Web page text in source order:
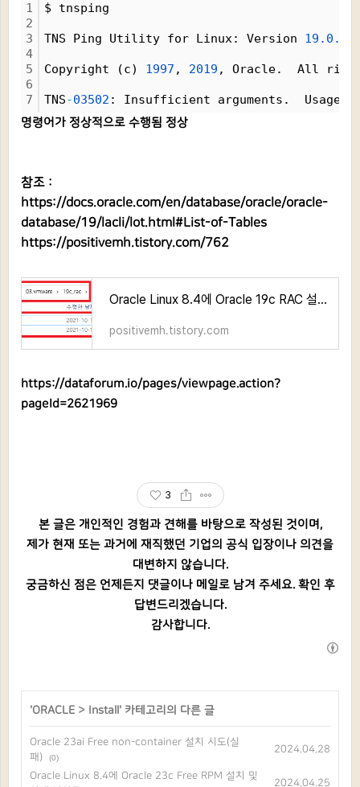
1
2
3
4
5
6
7
$ tnsping
TNS Ping Utility for Linux: Version 19. 0.
Copyright (c) 1997 , 2019 , Oracle.  All
TNS-03502 : Insufficient arguments.  Usage:
명령어가 정상적으로 수행됨 정상
참조 :
https://docs.oracle.com/en/database/oracle/oracle-
database/19/lacli/lot.html#List-of-Tables
https://positivemh.tistory.com/762
Oracle Linux 8.4에 Oracle 19c RAC 설치 가이드_Part 1
positivemh.tistory.com
https://dataforum.io/pages/viewpage.action?
pageId=2621969
3
본 글은 개인적인 경험과 견해를 바탕으로 작성된 것이며,
제가 현재 또는 과거에 재직했던 기업의 공식 입장이나 의견을
대변하지 않습니다.
궁금하신 점은 언제든지 댓글이나 메일로 남겨 주세요. 확인 후
답변드리겠습니다.
감사합니다.
'ORACLE > Install ' 카테고리의 다른 글
Oracle 23ai Free non-container 설치 시도(실
패)
(0)
2024.04.28
Oracle Linux 8.4에 Oracle 23c Free RPM 설치 및
2024.04.25